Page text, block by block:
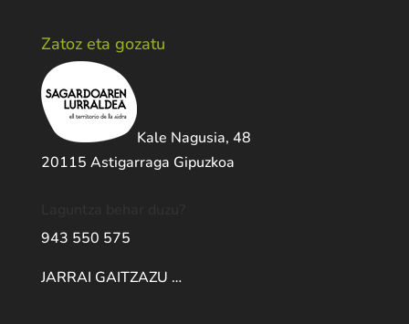
Zatoz eta gozatu
Kale Nagusia, 48
20115 Astigarraga Gipuzkoa
943 550 575
JARRAI GAITZAZU …